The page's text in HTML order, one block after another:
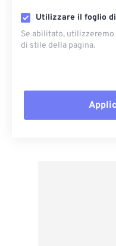
Utilizzare il foglio
Se abilitato,
di stile della pagina.